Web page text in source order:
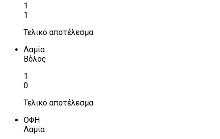
1
1
Τελικό αποτέλεσμα
Λαμία
Βόλος
1
0
Τελικό αποτέλεσμα
ΟΦΗ
Λαμία